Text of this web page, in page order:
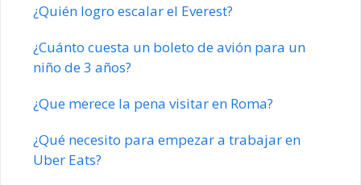
¿Quién logro escalar el Everest?
¿Cuánto cuesta un boleto de avión para un
niño de 3 años?
¿Que merece la pena visitar en Roma?
¿Qué necesito para empezar a trabajar en
Uber Eats?